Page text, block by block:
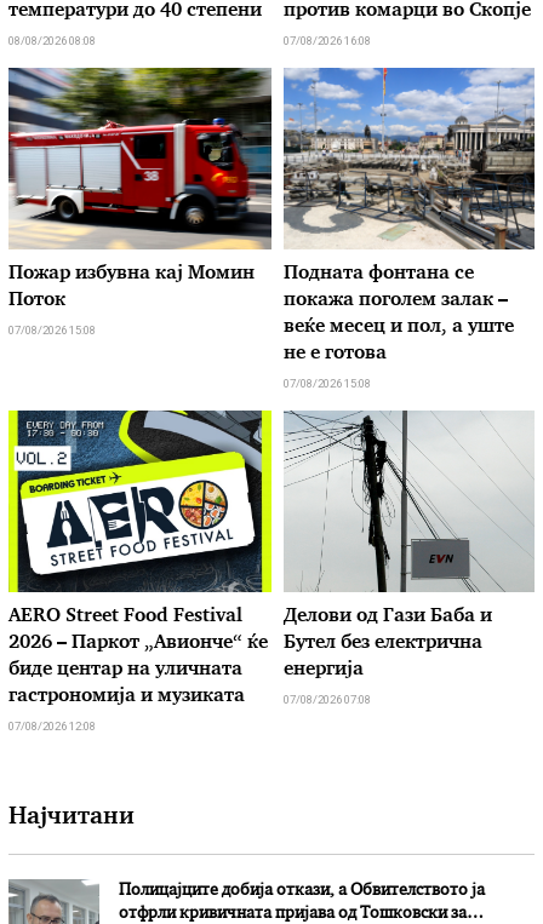
температури до 40 степени
08/08/2026 08:08
против комарци во Скопје
07/08/2026 16:08
Пожар избувна кај Момин
Поток
07/08/2026 15:08
Подната фонтана се
покажа поголем залак –
веќе месец и пол, а уште
не е готова
07/08/2026 15:08
AERO Street Food Festival
2026 – Паркот „Авионче“ ќе
биде центар на уличната
гастрономија и музиката
07/08/2026 12:08
Делови од Гази Баба и
Бутел без електрична
енергија
07/08/2026 07:08
Најчитани
Полицајците добија откази, а Обвителството ја
отфрли кривичната пријава од Тошковски за